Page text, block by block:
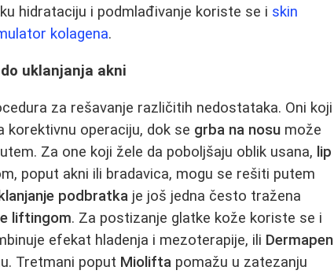
hidrataciju i podmlađivanje koriste se i skin
kolagena.
uklanjanja akni
za rešavanje različitih nedostataka. Oni koji
korektivnu operaciju, dok se grba na nosu može
Za one koji žele da poboljšaju oblik usana, lip
poput akni ili bradavica, mogu se rešiti putem
podbratka je još jedna često tražena
liftingom. Za postizanje glatke kože koriste se i
efekat hladenja i mezoterapije, ili Dermapen
Tretmani poput Miolifta pomažu u zatezanju